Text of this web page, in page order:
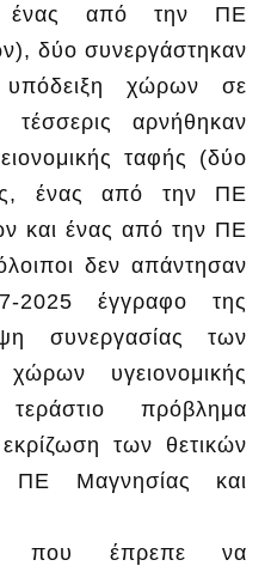
ένας από την ΠΕ
δύο συνεργάστηκαν
χώρων σε
τέσσερις αρνήθηκαν
ταφής (δύο
ένας από την ΠΕ
και ένας από την ΠΕ
δεν απάντησαν
έγγραφο της
συνεργασίας των
υγειονομικής
πρόβλημα
των θετικών
ΠΕ Μαγνησίας και
που έπρεπε να